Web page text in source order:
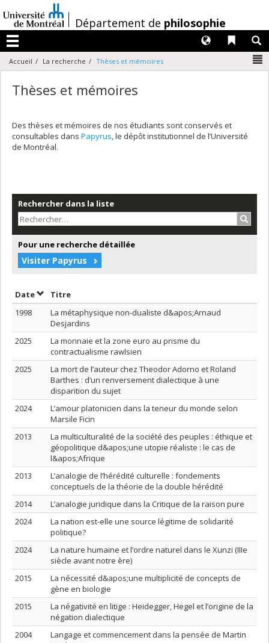
au
contenu
/Département de philosophie
Menu
Liens
Langues
Accueil La recherche Thèses et mémoires
Thèses et mémoires
Des thèses et mémoires de nos étudiants sont conservés et
consultables dans Papyrus, le dépôt institutionnel de l’Université
de Montréal.
Rechercher dans la liste
Pour une recherche détaillée
Visiter Papyrus
DateTrier par date en ordre croissant
Titre
1998
La métaphysique non-dualiste d&apos;Arnaud
Desjardins
2025
La monnaie et la zone euro au prisme du
contractualisme rawlsien
2025
La mort de l’auteur chez Theodor Adorno et Roland
Barthes : d’un renversement dialectique à une
disparition du sujet
2024
L’amour platonicien dans la teneur du monde selon
Marsile Ficin
2013
La multiculturalité de la société des peuples : éthique et
géopolitique d&apos;une utopie réaliste : le cas de
l&apos;Afrique
2013
L’analogie de l’hérédité culturelle : fondements
conceptuels de la théorie de la double hérédité
2014
L’analogie juridique dans la Critique de la raison pure
2024
La nation est-elle une source légitime de solidarité
politique?
2024
La nature humaine et l’ordre naturel dans le Xunzi (IIIe
siècle avant notre ère)
2015
La nécessité d&apos;une multiplicité de concepts de
gène en biologie
2015
La négativité en litige : Heidegger, Hegel et l’origine de la
négation dialectique
2004
Langage et commencement dans la pensée de Martin